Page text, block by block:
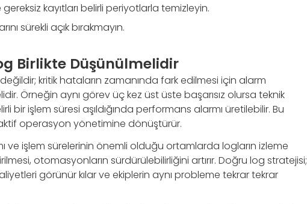
kayıtları belirli periyotlarla temizleyin.
sürekli açık bırakmayın.
Birlikte Düşünülmelidir
kritik hataların zamanında fark edilmesi için alarm
Örneğin aynı görev üç kez üst üste başarısız olursa teknik
bir işlem süresi aşıldığında performans alarmı üretilebilir. Bu
operasyon yönetimine dönüştürür.
ve işlem sürelerinin önemli olduğu ortamlarda logların izleme
otomasyonların sürdürülebilirliğini artırır. Doğru log stratejisi;
görünür kılar ve ekiplerin aynı probleme tekrar tekrar